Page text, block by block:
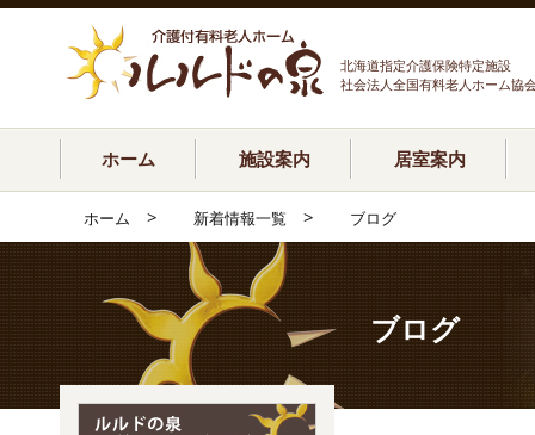
北海道指定介護保険特定施設
社会法人全国有料老人ホーム協
ホーム 施設案内 居室案内
ホーム > 新着情報一覧 > ブログ
ブログ